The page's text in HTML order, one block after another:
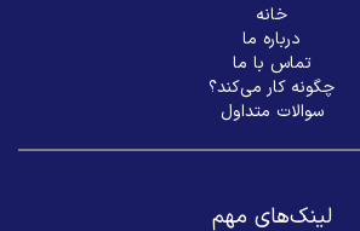
خانه
درباره ما
تماس با ما
چگونه کار می‌کند؟
سوالات متداول
لینک‌های مهم